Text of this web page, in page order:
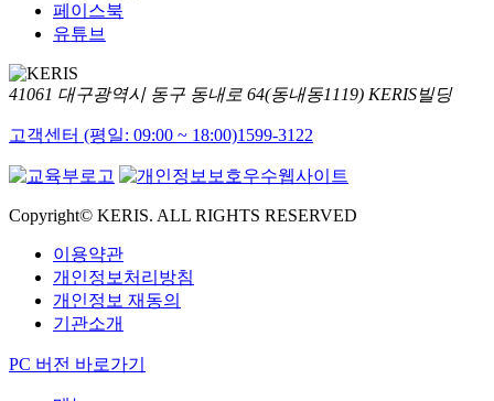
페이스북
유튜브
41061 대구광역시 동구 동내로 64(동내동1119) KERIS빌딩
고객센터 (평일: 09:00 ~ 18:00)1599-3122
Copyright© KERIS. ALL RIGHTS RESERVED
이용약관
개인정보처리방침
개인정보 재동의
기관소개
PC 버전 바로가기